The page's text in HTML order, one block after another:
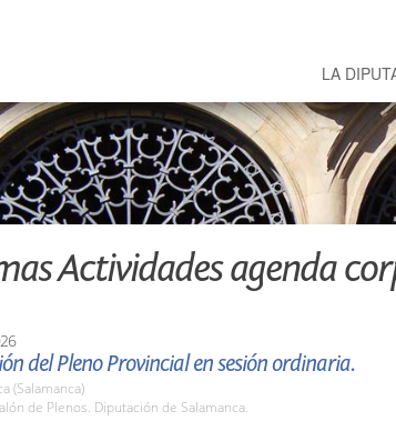
LA
Actividades agenda
del Pleno Provincial en sesión ordinaria.
(Salamanca)
de Plenos. Diputación de Salamanca.